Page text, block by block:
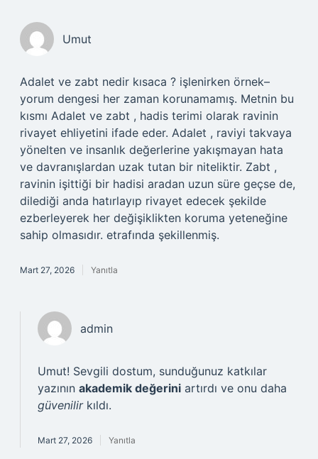
Umut
Adalet ve zabt nedir kısaca ? işlenirken örnek–
yorum dengesi her zaman korunamamış. Metnin bu
kısmı Adalet ve zabt , hadis terimi olarak ravinin
rivayet ehliyetini ifade eder. Adalet , raviyi takvaya
yönelten ve insanlık değerlerine yakışmayan hata
ve davranışlardan uzak tutan bir niteliktir. Zabt ,
ravinin işittiği bir hadisi aradan uzun süre geçse de,
dilediği anda hatırlayıp rivayet edecek şekilde
ezberleyerek her değişiklikten koruma yeteneğine
sahip olmasıdır. etrafında şekillenmiş.
Mart 27, 2026 Yanıtla
admin
Umut! Sevgili dostum, sunduğunuz katkılar
yazının akademik değerini artırdı ve onu daha
güvenilirkıldı.
Mart 27, 2026 Yanıtla